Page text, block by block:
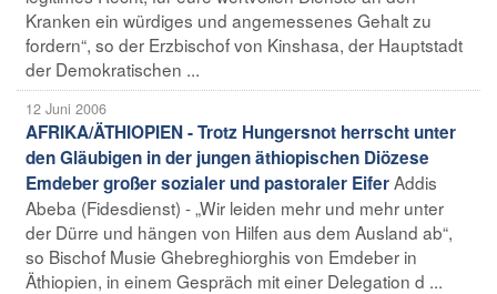
Kranken ein würdiges und angemessenes Gehalt zu
fordern“, so der Erzbischof von Kinshasa, der Hauptstadt
der Demokratischen ...
12 Juni 2006
AFRIKA/ÄTHIOPIEN - Trotz Hungersnot herrscht unter
den Gläubigen in der jungen äthiopischen Diözese
Emdeber großer sozialer und pastoraler EiferAddis
Abeba (Fidesdienst) - „Wir leiden mehr und mehr unter
der Dürre und hängen von Hilfen aus dem Ausland ab“,
so Bischof Musie Ghebreghiorghis von Emdeber in
Äthiopien, in einem Gespräch mit einer Delegation d ...